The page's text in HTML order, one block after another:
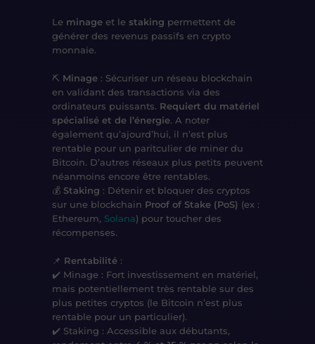
Le minage et le staking permettent de
générer des revenus passifs en crypto
monnaie.
⛏️ Minage : Sécuriser un réseau blockchain
en validant des transactions via des
ordinateurs puissants. Requiert du matériel
spécialisé et de l’énergie. A noter
également qu’ajourd’hui, il n’est plus
rentable pour un paritculier de miner du
Bitcoin. D’autres réseaux plus petits peuvent
néanmoins encore être rentables.
💰 Staking : Détenir et bloquer des cryptos
sur une blockchain Proof of Stake (PoS) (ex :
Ethereum, Solana) pour toucher des
récompenses.
📌 Rentabilité :
✔️ Minage : Fort investissement en matériel,
mais potentiellement très rentable sur des
plus petites cryptos (le Bitcoin n’est plus
rentable pour un particulier).
✔️ Staking : Accessible aux débutants,